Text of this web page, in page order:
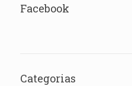
Facebook
Categorias